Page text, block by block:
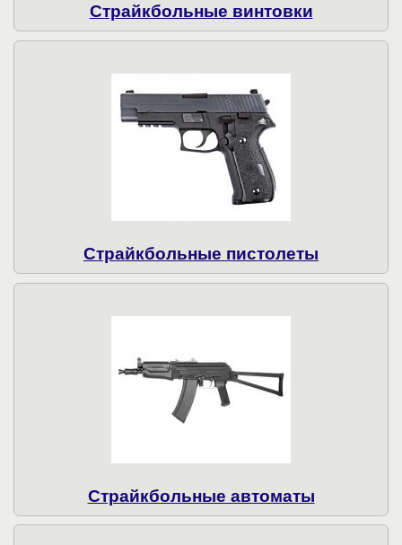
Страйкбольные винтовки
Страйкбольные пистолеты
Страйкбольные автоматы